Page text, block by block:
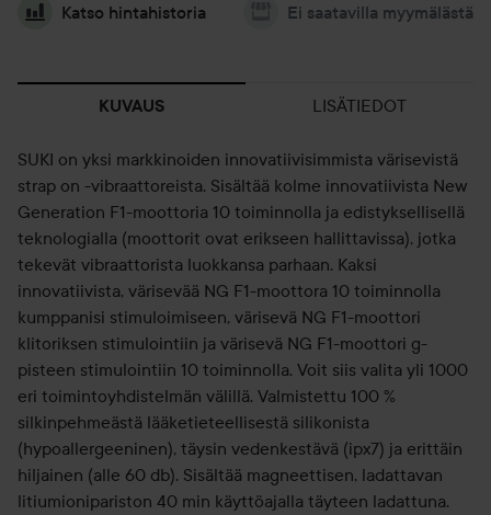
Katso hintahistoria Ei saatavilla myymälästä
KUVAUS LISÄTIEDOT
SUKI on yksi markkinoiden innovatiivisimmista värisevistä
strap on -vibraattoreista. Sisältää kolme innovatiivista New
Generation F1-moottoria 10 toiminnolla ja edistyksellisellä
teknologialla (moottorit ovat erikseen hallittavissa), jotka
tekevät vibraattorista luokkansa parhaan. Kaksi
innovatiivista, värisevää NG F1-moottora 10 toiminnolla
kumppanisi stimuloimiseen, värisevä NG F1-moottori
klitoriksen stimulointiin ja värisevä NG F1-moottori g-
pisteen stimulointiin 10 toiminnolla. Voit siis valita yli 1000
eri toimintoyhdistelmän välillä. Valmistettu 100 %
silkinpehmeästä lääketieteellisestä silikonista
(hypoallergeeninen), täysin vedenkestävä (ipx7) ja erittäin
hiljainen (alle 60 db). Sisältää magneettisen, ladattavan
litiumionipariston 40 min käyttöajalla täyteen ladattuna.